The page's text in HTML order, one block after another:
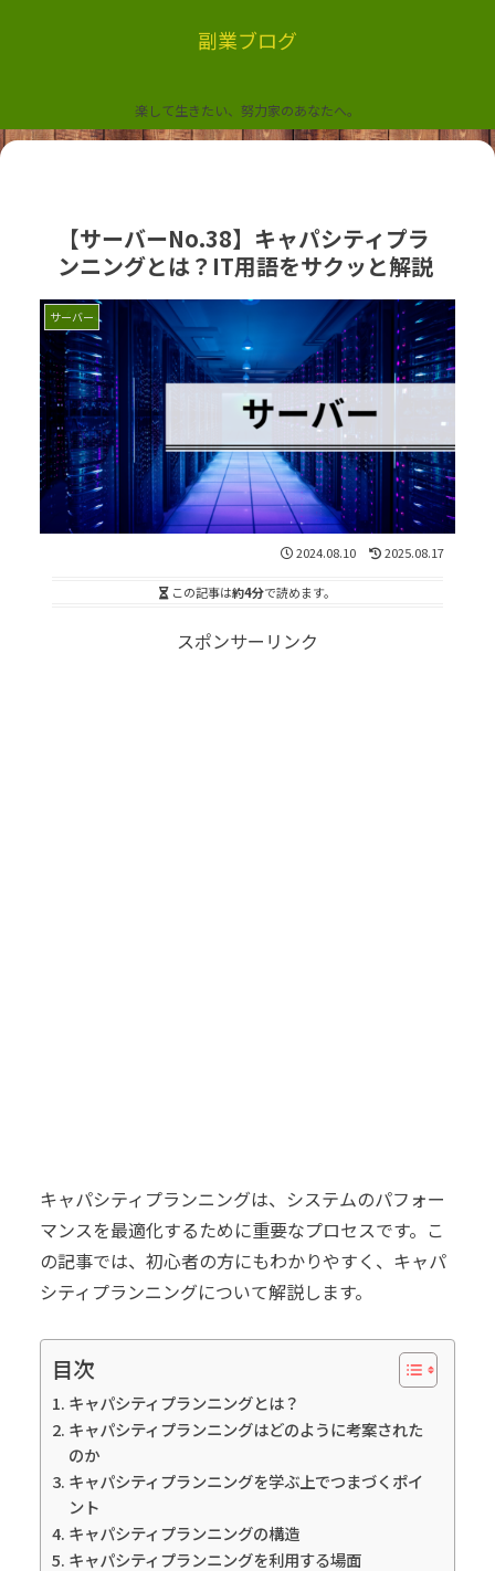
副業ブログ
楽して生きたい、努力家のあなたへ。
【サーバーNo.38】キャパシティプラ
ンニングとは？IT用語をサクッと解説
サーバー
2024.08.10 2025.08.17
この記事は約4分で読めます。
スポンサーリンク
キャパシティプランニングは、システムのパフォー
マンスを最適化するために重要なプロセスです。こ
の記事では、初心者の方にもわかりやすく、キャパ
シティプランニングについて解説します。
目次
キャパシティプランニングとは？
キャパシティプランニングはどのように考案された
のか
キャパシティプランニングを学ぶ上でつまづくポイ
ント
キャパシティプランニングの構造
キャパシティプランニングを利用する場面